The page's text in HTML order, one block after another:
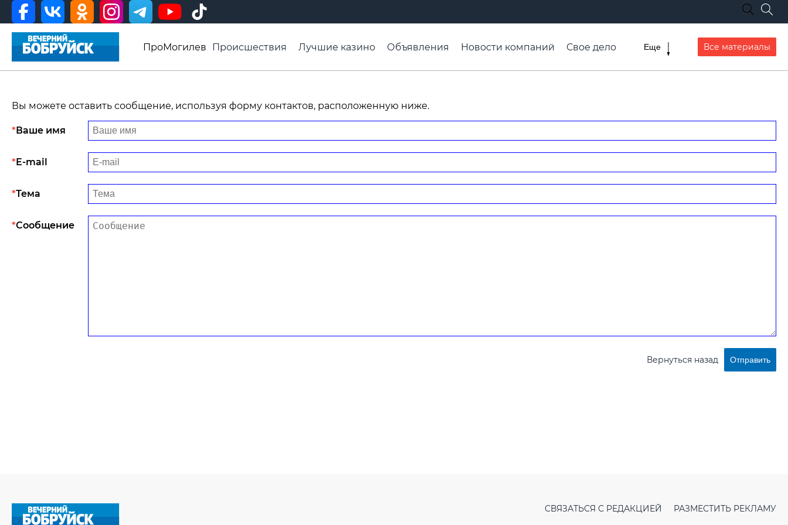
ПроМогилев Происшествия Лучшие казино Объявления Новости компаний
Свое дело
Видео ВБ
Еще Все материалы
Вы можете оставить сообщение, используя форму контактов, расположенную ниже.
Ваше имя
E-mail
Тема
Сообщение
Вернуться назад Отправить
СВЯЗАТЬСЯ С РЕДАКЦИЕЙ РАЗМЕСТИТЬ РЕКЛАМУ